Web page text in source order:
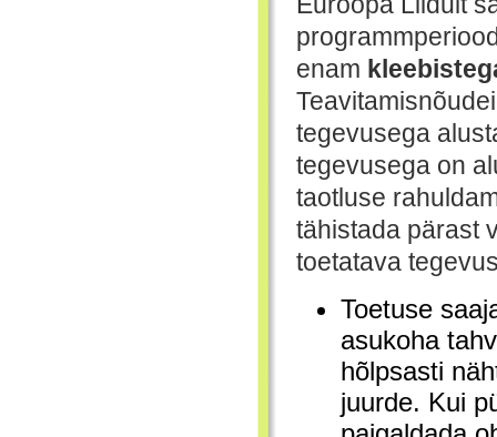
enam
tegevusega
tegevusega on
taotluse
tähistada pärast
toetatava
Toetuse
asukoha
hõlpsasti
juurde. Kui